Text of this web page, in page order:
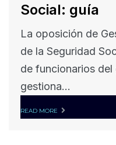
Social: guía
La oposición de
de la Seguridad
de funcionarios
gestiona...
READ MORE